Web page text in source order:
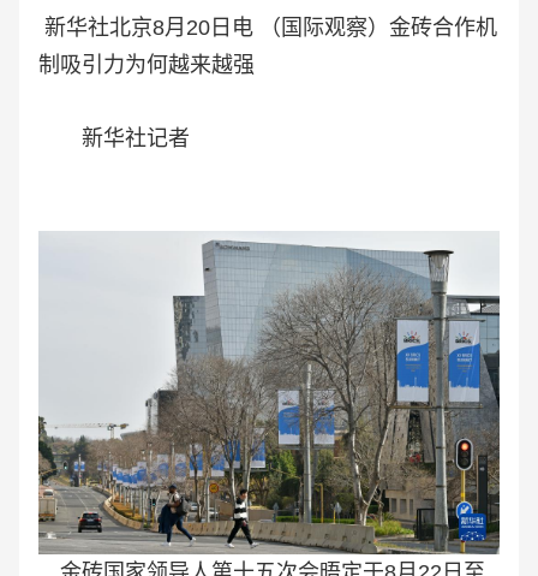
新华社北京8月20日电 （国际观察）金砖合作机
制吸引力为何越来越强
新华社记者